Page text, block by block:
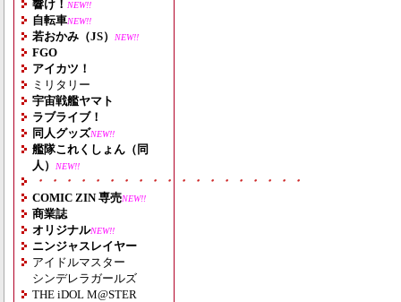
響け！ NEW!!
自転車NEW!!
若おかみ（JS） NEW!!
FGO
アイカツ！
ミリタリー
宇宙戦艦ヤマト
ラブライブ！
同人グッズNEW!!
艦隊これくしょん（同
人）
NEW!!
・・・・・・・・・・・・・・・・・・・
COMIC ZIN 専売NEW!!
商業誌
オリジナルNEW!!
ニンジャスレイヤー
アイドルマスター
シンデレラガールズ
THE iDOL M@STER